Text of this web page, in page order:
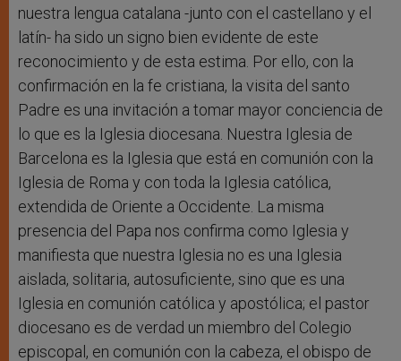
nuestra lengua catalana -junto con el castellano y el
latín- ha sido un signo bien evidente de este
reconocimiento y de esta estima. Por ello, con la
confirmación en la fe cristiana, la visita del santo
Padre es una invitación a tomar mayor conciencia de
lo que es la Iglesia diocesana. Nuestra Iglesia de
Barcelona es la Iglesia que está en comunión con la
Iglesia de Roma y con toda la Iglesia católica,
extendida de Oriente a Occidente. La misma
presencia del Papa nos confirma como Iglesia y
manifiesta que nuestra Iglesia no es una Iglesia
aislada, solitaria, autosuficiente, sino que es una
Iglesia en comunión católica y apostólica; el pastor
diocesano es de verdad un miembro del Colegio
episcopal, en comunión con la cabeza, el obispo de